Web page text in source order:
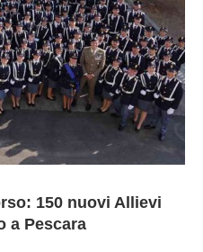
150 nuovi Allievi
a Pescara